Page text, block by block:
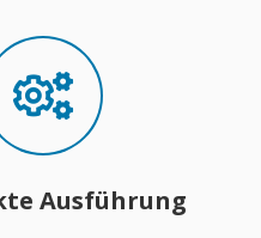
Ausführung